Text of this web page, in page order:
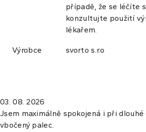
případě, že se léčíte
konzultujte použití
lékařem.
Výrobce svorto s.r.o
03. 08. 2026
Jsem maximálně spokojená i při
vbočený palec.